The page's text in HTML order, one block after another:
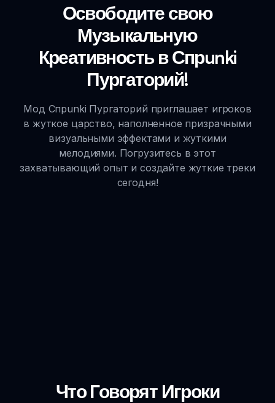
Освободите свою
Музыкальную
Креативность в Спрunki
Пургаторий!
Мод Спрunki Пургаторий приглашает игроков
в жуткое царство, наполненное призрачными
визуальными эффектами и жуткими
мелодиями. Погрузитесь в этот
захватывающий опыт и создайте жуткие треки
сегодня!
Что Говорят Игроки